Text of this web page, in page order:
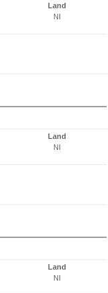
Land
NI
Land
NI
Land
NI